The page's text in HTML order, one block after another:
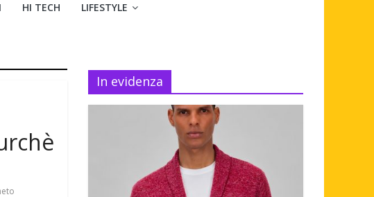
HI TECH LIFESTYLE
In evidenza